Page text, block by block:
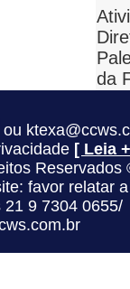
da
ou
[ Leia
Reservados
favor relatar a
9 7304 0655/